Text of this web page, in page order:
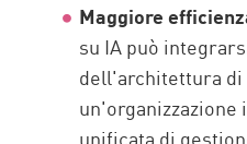
Maggiore
su IA può
dell'architettura di
un'organizzazione
unificata di